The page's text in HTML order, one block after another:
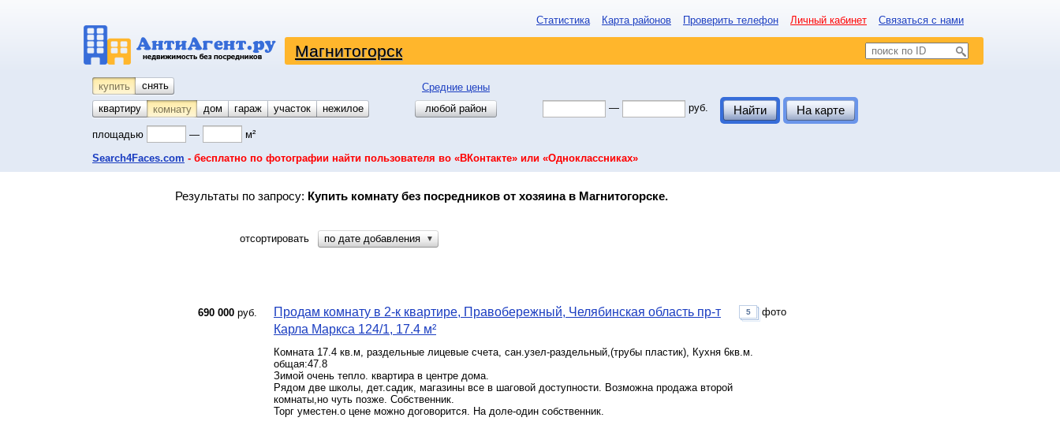
Статистика Карта районов Проверить телефон Личный кабинет Связаться с нами
Магнитогорск
купить снять
Средние цены
квартиру
комнату койко-место
дом гараж участок нежилое
площадью — м²
любой район — руб. Найти На карте
Search4Faces.com - бесплатно по фотографии найти пользователя во «ВКонтакте» или «Одноклассниках»
Результаты по запросу: Купить комнату без посредников от хозяина в Магнитогорске.
отсортировать по дате добавления ▼
690 000 руб.
Продам комнату в 2-к квартире, Правобережный, Челябинская область пр-т
Карла Маркса 124/1, 17.4 м²
Комната 17.4 кв.м, раздельные лицевые счета, сан.узел-раздельный,(трубы пластик), Кухня 6кв.м.
общая:47.8
Зимой очень тепло. квартира в центре дома.
Рядом две школы, дет.садик, магазины все в шаговой доступности. Возможна продажа второй
комнаты,но чуть позже. Собственник.
Торг уместен.о цене можно договорится. На доле-один собственник.
5 фото